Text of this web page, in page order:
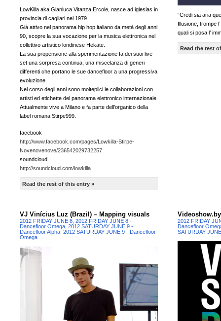
LowKilla aka Gianluca Vitanza Ercole, nasce ad iglesias in
provincia di cagliari nel 1979.
Già attivo nel panorama hip hop italiano da metà degli anni
90, scopre la sua vocazione per la musica elettronica nel
collettivo artistico londinese Hekate.
La sua propensione alla sperimentazione fa dei suoi live
set una sorpresa continua, una miscelanza di generi
differenti che portano le sue dancefloor a una progressiva
evoluzione.
Nel corso degli anni sono molteplici le collaborazioni con
artisti ed etichette del panorama elettronico internazionale.
Attualmente vive a Milano e fa parte dell’organico della
label romana Stirpe999.
facebook
http://www.facebook.com/pages/Lowkilla-Stirpe-
Novenovenove/236542029732257
soundcloud
http://soundcloud.com/lowkilla
Read the rest of this entry »
“Credi sia aria
Illusione, trompe
quali si posa l’
Read the rest
VJ Vinícius Luz (Brazil) – Mapping visuals
2012 FRIDAY JUNE 8 2012 FRIDAY JUNE 8 -
Dancefloor Omega 2012 SATURDAY JUNE 9 -
Dancefloor Alpha 2012 SATURDAY JUNE 9 - Dancefloor
Omega
2012 FRIDAY
Dancefloor
SATURDAY